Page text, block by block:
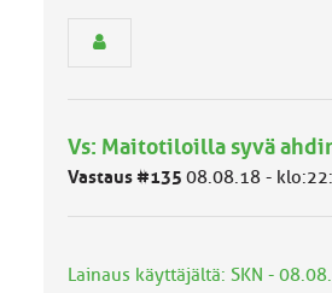
m
ä
k
Vs: Maitotiloilla syvä
Vastaus #135 08.08.18 -
Lainaus käyttäjältä: SKN -